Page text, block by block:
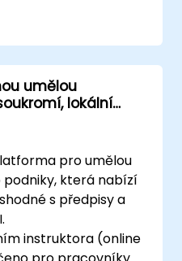
umělou
lokální
kontroly
pro umělou
která nabízí
s předpisy a
instruktora (online